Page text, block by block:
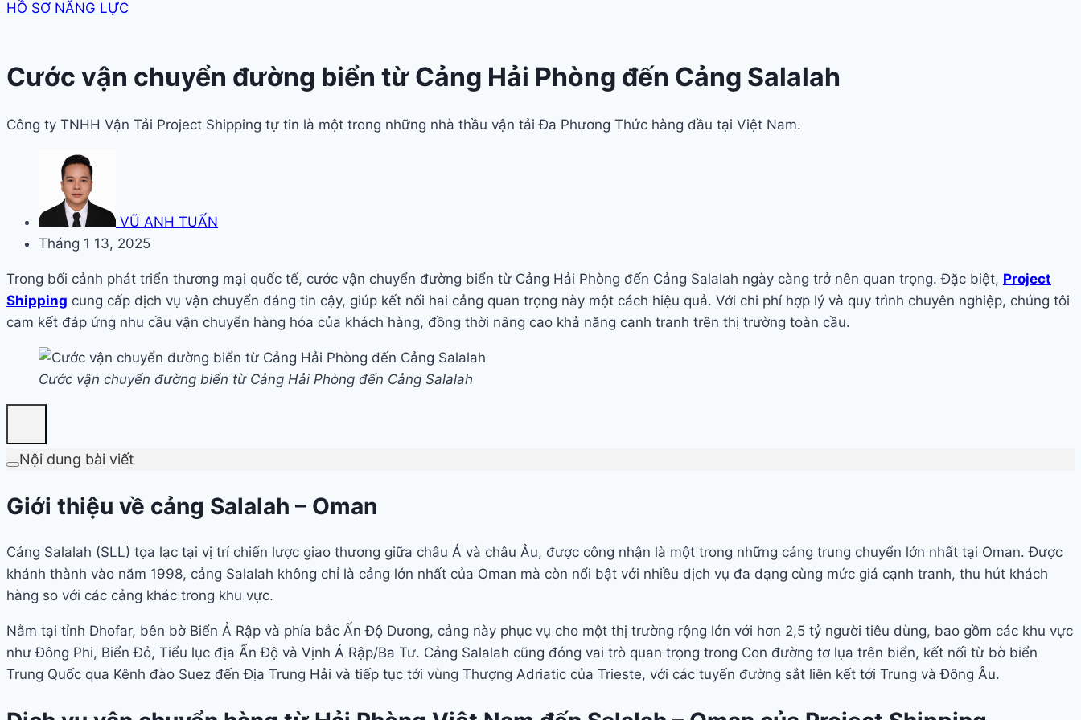
HỒ SƠ NĂNG LỰC
Cước vận chuyển đường biển từ Cảng Hải Phòng đến Cảng Salalah
Công ty TNHH Vận Tải Project Shipping tự tin là một trong những nhà thầu vận tải Đa Phương Thức hàng đầu tại Việt Nam.
VŨ ANH TUẤN
Tháng 1 13, 2025
Trong bối cảnh phát triển thương mại quốc tế, cước vận chuyển đường biển từ Cảng Hải Phòng đến Cảng Salalah ngày càng trở nên quan trọng. Đặc biệt, Project
Shipping cung cấp dịch vụ vận chuyển đáng tin cậy, giúp kết nối hai cảng quan trọng này một cách hiệu quả. Với chi phí hợp lý và quy trình chuyên nghiệp, chúng tôi
cam kết đáp ứng nhu cầu vận chuyển hàng hóa của khách hàng, đồng thời nâng cao khả năng cạnh tranh trên thị trường toàn cầu.
Cước vận chuyển đường biển từ Cảng Hải Phòng đến Cảng Salalah
Nội dung bài viết
Giới thiệu về cảng Salalah – Oman
Cảng Salalah (SLL) tọa lạc tại vị trí chiến lược giao thương giữa châu Á và châu Âu, được công nhận là một trong những cảng trung chuyển lớn nhất tại Oman. Được
khánh thành vào năm 1998, cảng Salalah không chỉ là cảng lớn nhất của Oman mà còn nổi bật với nhiều dịch vụ đa dạng cùng mức giá cạnh tranh, thu hút khách
hàng so với các cảng khác trong khu vực.
Nằm tại tỉnh Dhofar, bên bờ Biển Ả Rập và phía bắc Ấn Độ Dương, cảng này phục vụ cho một thị trường rộng lớn với hơn 2,5 tỷ người tiêu dùng, bao gồm các khu vực
như Đông Phi, Biển Đỏ, Tiểu lục địa Ấn Độ và Vịnh Ả Rập/Ba Tư. Cảng Salalah cũng đóng vai trò quan trọng trong Con đường tơ lụa trên biển, kết nối từ bờ biển
Trung Quốc qua Kênh đào Suez đến Địa Trung Hải và tiếp tục tới vùng Thượng Adriatic của Trieste, với các tuyến đường sắt liên kết tới Trung và Đông Âu.